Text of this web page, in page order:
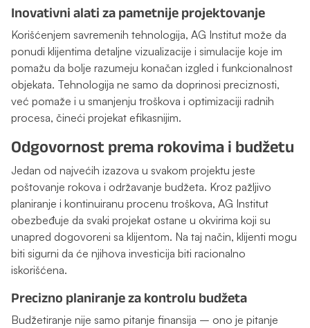
Inovativni alati za pametnije projektovanje
Korišćenjem savremenih tehnologija, AG Institut može da
ponudi klijentima detaljne vizualizacije i simulacije koje im
pomažu da bolje razumeju konačan izgled i funkcionalnost
objekata. Tehnologija ne samo da doprinosi preciznosti,
već pomaže i u smanjenju troškova i optimizaciji radnih
procesa, čineći projekat efikasnijim.
Odgovornost prema rokovima i budžetu
Jedan od najvećih izazova u svakom projektu jeste
poštovanje rokova i održavanje budžeta. Kroz pažljivo
planiranje i kontinuiranu procenu troškova, AG Institut
obezbeđuje da svaki projekat ostane u okvirima koji su
unapred dogovoreni sa klijentom. Na taj način, klijenti mogu
biti sigurni da će njihova investicija biti racionalno
iskorišćena.
Precizno planiranje za kontrolu budžeta
Budžetiranje nije samo pitanje finansija – ono je pitanje